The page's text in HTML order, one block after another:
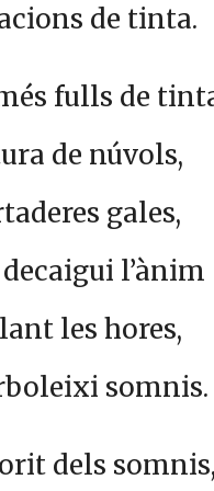
de tinta.
fulls de
de núvols,
gales,
l’ànim
les hores,
somnis.
dels